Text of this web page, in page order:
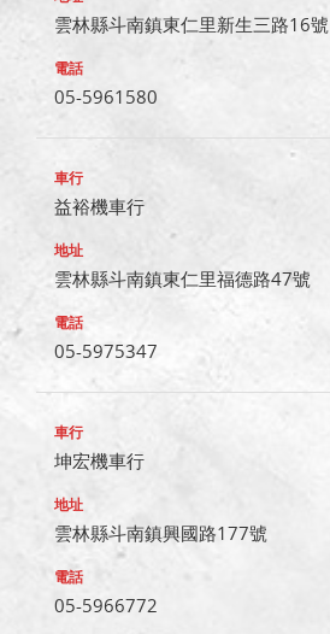
雲林縣斗南鎮東仁里新生三路16號
05-5961580
益裕機車行
雲林縣斗南鎮東仁里福德路47號
05-5975347
坤宏機車行
雲林縣斗南鎮興國路177號
05-5966772